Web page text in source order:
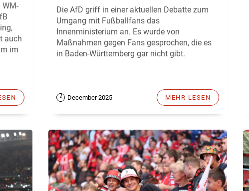
WM-
auch
im
Die AfD griff in einer aktuellen Debatte zum
Umgang mit Fußballfans das
Innenministerium an. Es wurde von
Maßnahmen gegen Fans gesprochen, die es
in Baden-Württemberg gar nicht gibt.
December 2025 MEHR LESEN